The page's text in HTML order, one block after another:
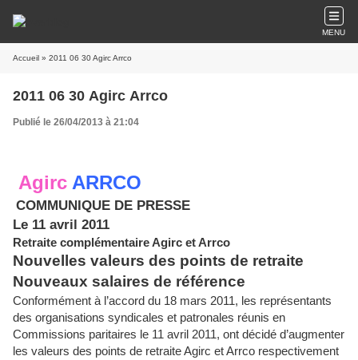
MENU
Accueil » 2011 06 30 Agirc Arrco
2011 06 30 Agirc Arrco
Publié le 26/04/2013 à 21:04
Agirc ARRCO
COMMUNIQUE DE PRESSE
Le 11 avril 2011
Retraite complémentaire Agirc et Arrco
Nouvelles valeurs des points de retraite
Nouveaux salaires de référence
Conformément à l’accord du 18 mars 2011, les représentants
des organisations syndicales et patronales réunis en
Commissions paritaires le 11 avril 2011, ont décidé d’augmenter
les valeurs des points de retraite Agirc et Arrco respectivement